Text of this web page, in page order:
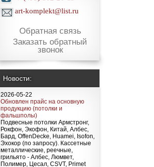
art-komplekt@list.ru
Обратная связь
Заказать обратный
звонок
Новости:
2026-05-22
Обновлен прайс на основную
продукцию (потолки и
фальшполы)
Подвесные потолки Армстронг,
Рокфон, Экофон, Китай, Албес,
Бард, OffenDecke, Huamei, Isofon,
Эхокор (по запросу). Кассетные
металлические, реечные,
грильято - Албес, Люмвет,
Полимер, Цесал, CSVT, Primet